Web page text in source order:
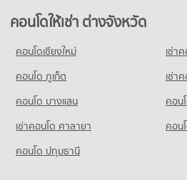
คอนโดให้เช่า รร.กุนนทีรุทธารามวิทยาคม
มีคอนโดให้เช่า 15,194 ประกาศ
ขายคอนโด รร.กุนนทีรุทธารามวิทยาคม
ขายคอนโด โลตัสเอ็กเพลส(สุทธิสาร)
มีคอนโดขาย 10,261 ประกาศ
คอนโด ยูเนี่ยน มอลล์
350 โครงการ
คอนโดให้เช่า ยูเนี่ยน มอลล์
ขายคอนโด ยูเนี่ยน มอลล์
มีคอนโดขาย 4,580 ประกาศ
คอนโดให้เช่า ต่างจังหวัด
คอนโดเชียงใหม่
เช่า
คอนโด ภูเก็ต
เช่า
คอนโด บางแสน
คอน
เช่าคอนโด ศาลายา
คอน
คอนโด ปทุมธานี